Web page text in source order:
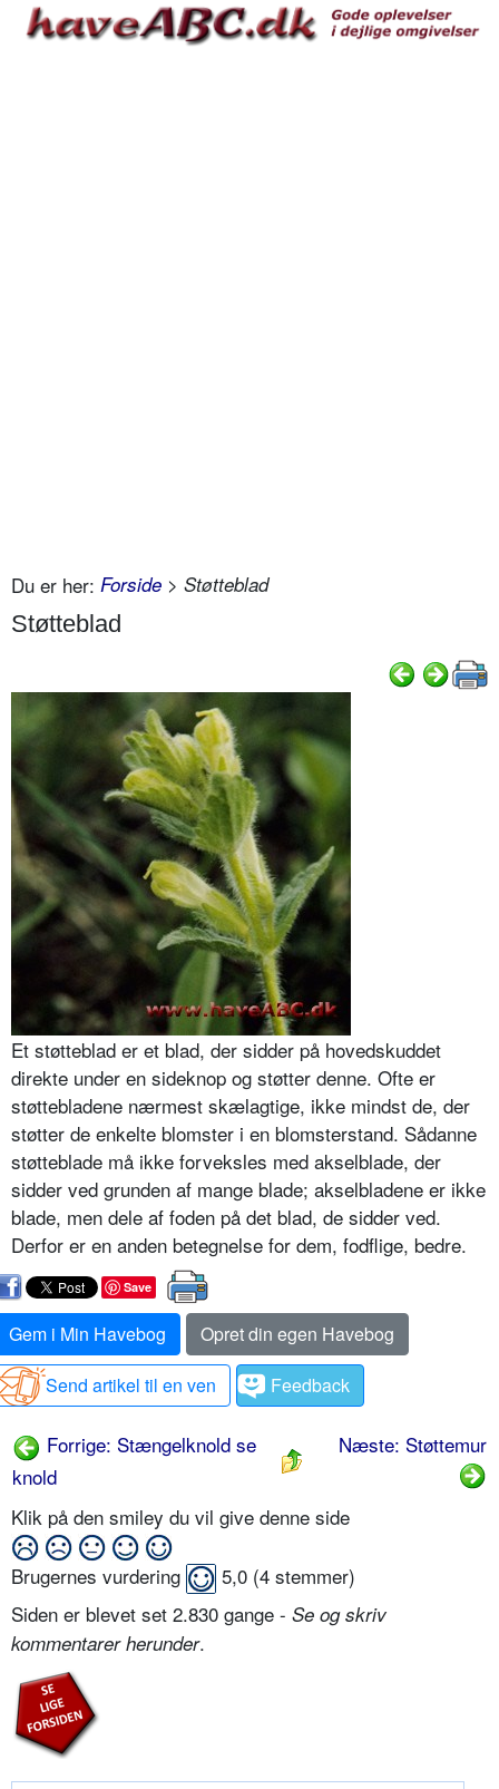
Du er her: Forside > Støtteblad
Støtteblad
Et støtteblad er et blad, der sidder på hovedskuddet
direkte under en side­knop og støtter denne. Ofte er
støtte­bladene nærmest skælagtige, ikke mindst de, der
støtter de enkelte blom­ster i en blomsterstand. Sådanne
støt­teblade må ikke forveksles med ak­selblade, der
sidder ved grunden af mange blade; akselbladene er ikke
blade, men dele af foden på det blad, de sidder ved.
Derfor er en anden betegnelse for dem, fodflige, bedre.
Save
Gem i Min Havebog
Opret din egen Havebog
Send artikel til en ven
Feedback
Forrige: Stængelknold se
knold
Næste: Støttemur
Klik på den smiley du vil give denne side
Brugernes vurdering 5,0 (4 stemmer)
Siden er blevet set 2.830 gange - Se og skriv
kommentarer herunder.